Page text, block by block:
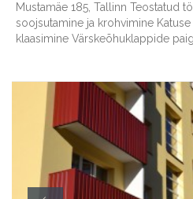
Mustamäe 185, Tallinn Teostatud
soojsutamine ja krohvimine
klaasimine Värskeõhuklappide